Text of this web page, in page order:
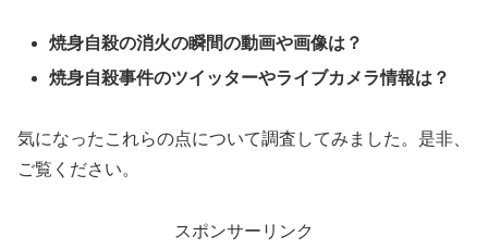
焼身自殺の消火の瞬間の動画や画像は？
焼身自殺事件のツイッターやライブカメラ情報は？
気になったこれらの点について調査してみました。是非、
ご覧ください。
スポンサーリンク